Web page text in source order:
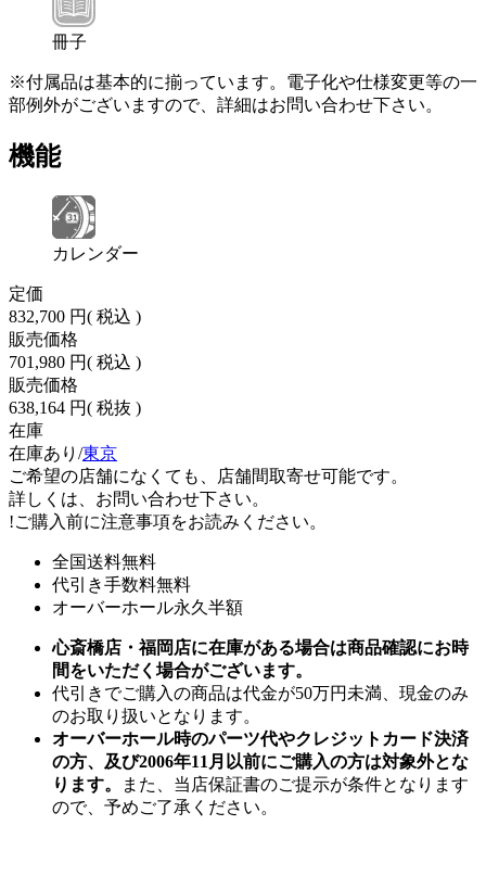
冊子
※付属品は基本的に揃っています。電子化や仕様変更等の一
部例外がございますので、詳細はお問い合わせ下さい。
機能
カレンダー
定価
832,700 円( 税込 )
販売価格
701,980 円( 税込 )
販売価格
638,164 円( 税抜 )
在庫
在庫あり/東京
ご希望の店舗になくても、店舗間取寄せ可能です。
詳しくは、お問い合わせ下さい。
!ご購入前に注意事項をお読みください。
全国送料無料
代引き手数料無料
オーバーホール永久半額
心斎橋店・福岡店に在庫がある場合は商品確認にお時
間をいただく場合がございます。
代引きでご購入の商品は代金が50万円未満、現金のみ
のお取り扱いとなります。
オーバーホール時のパーツ代やクレジットカード決済
の方、及び2006年11月以前にご購入の方は対象外とな
ります。
また、当店保証書のご提示が条件となります
ので、予めご了承ください。